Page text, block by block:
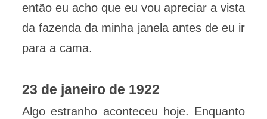
então eu acho que eu vou apreciar a vista
da fazenda da minha janela antes de eu ir
para a cama.
23 de janeiro de 1922
Algo estranho aconteceu hoje. Enquanto